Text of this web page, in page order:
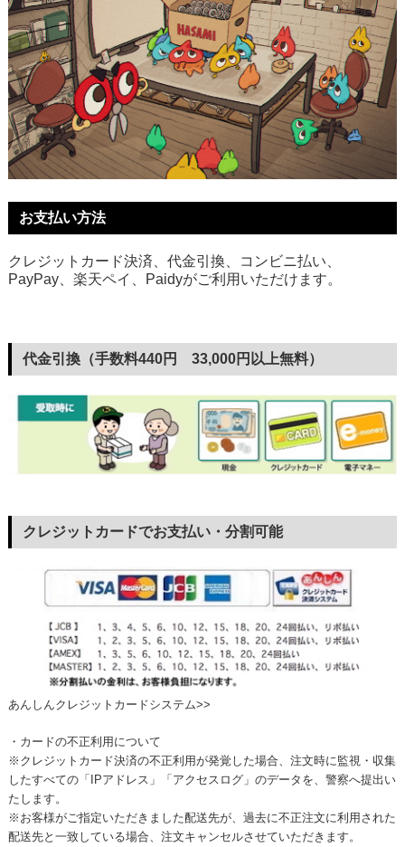
お支払い方法
クレジットカード決済、代金引換、コンビニ払い、
PayPay、楽天ペイ、Paidyがご利用いただけます。
代金引換（手数料440円 33,000円以上無料）
クレジットカードでお支払い・分割可能
あんしんクレジットカードシステム>>
・カードの不正利用について
※クレジットカード決済の不正利用が発覚した場合、注文時に監視・収集
したすべての「IPアドレス」「アクセスログ」のデータを、警察へ提出い
たします。
※お客様がご指定いただきました配送先が、過去に不正注文に利用された
配送先と一致している場合、注文キャンセルさせていただきます。